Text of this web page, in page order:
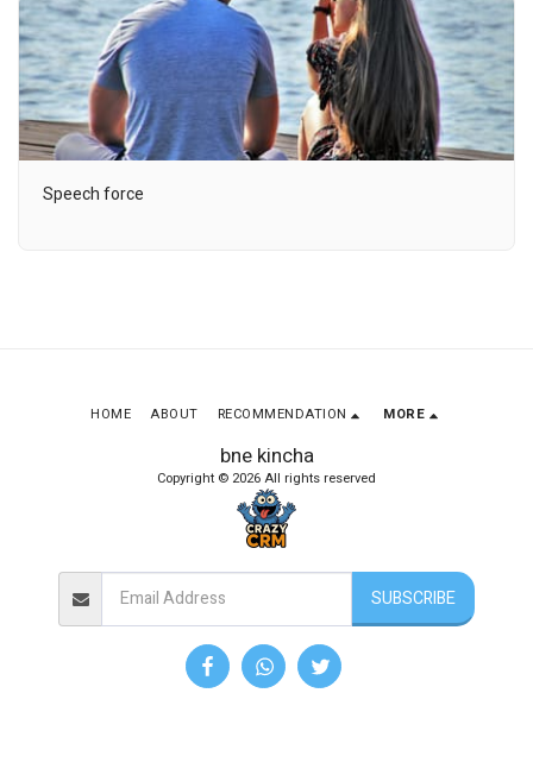
Speech force
bne kincha
Copyright © 2026 All rights reserved
HOME ABOUT RECOMMENDATION MORE
SUBSCRIBE